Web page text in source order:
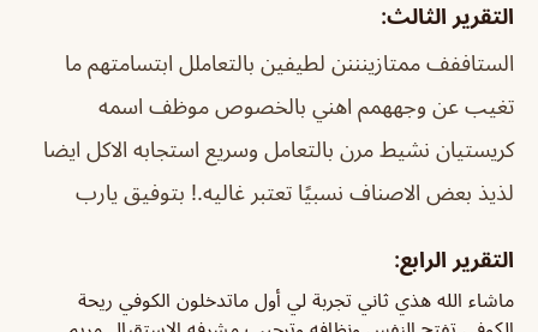
التقرير الثالث:
الستاففف ممتازينننن لطيفين بالتعاملل ابتسامتهم ما
تغيب عن وجههمم اهني بالخصوص موظف اسمه
كريستيان نشيط مرن بالتعامل وسريع استجابه الاكل ايضا
لذيذ بعض الاصناف نسبيًا تعتبر غاليه.! بتوفيق يارب
التقرير الرابع:
ماشاء الله هذي ثاني تجربة لي أول ماتدخلون الكوفي ريحة